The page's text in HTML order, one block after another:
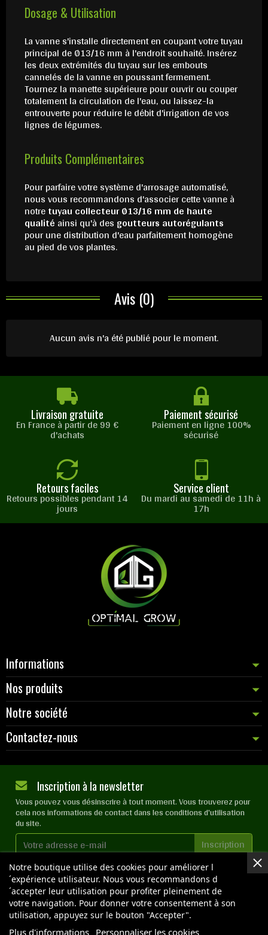
Dosage & Utilisation
La vanne s'installe directement en coupant votre tuyau
principal de Ø13/16 mm à l'endroit souhaité. Insérez
les deux extrémités du tuyau sur les embouts
cannelés de la vanne en poussant fermement.
Tournez la manette supérieure pour ouvrir ou couper
totalement la circulation de l'eau, ou laissez-la
entrouverte pour réduire le débit d'irrigation de vos
lignes de légumes.
Produits Complémentaires
Pour parfaire votre système d'arrosage automatisé,
nous vous recommandons d'associer cette vanne à
notretuyau collecteur Ø13/16 mm de haute
qualité ainsi qu'à des goutteurs autorégulants
pour une distribution d'eau parfaitement homogène
au pied de vos plantes.
Avis (0)
Aucun avis n'a été publié pour le moment.
Livraison gratuite
En France à partir de 99 €
d'achats
Paiement sécurisé
Paiement en ligne 100%
sécurisé
Retours faciles
Retours possibles pendant 14
jours
Service client
Du mardi au samedi de 11h à
17h
Informations
Nos produits
Notre société
Contactez-nous
Notre boutique utilise des cookies pour améliorer l
´expérience utilisateur. Nous vous recommandons d
´accepter leur utilisation pour profiter pleinement de
votre navigation. Pour donner votre consentement à son
utilisation, appuyez sur le bouton "Accepter".
Plus d'informations Personnaliser les cookies
Inscription à la newsletter
Vous pouvez vous désinscrire à tout moment. Vous trouverez pour
cela nos informations de contact dans les conditions d'utilisation
du site.
J'accepte lesconditions généraleset lapolitique de
confidentialité